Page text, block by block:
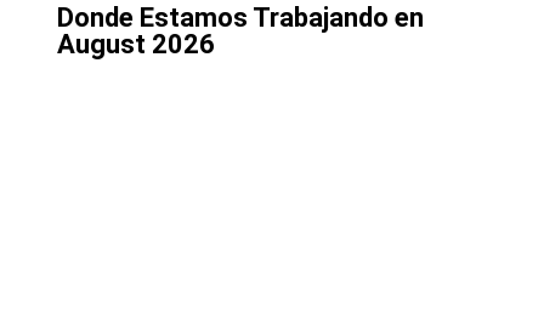
Donde Estamos Trabajando en
August 2026